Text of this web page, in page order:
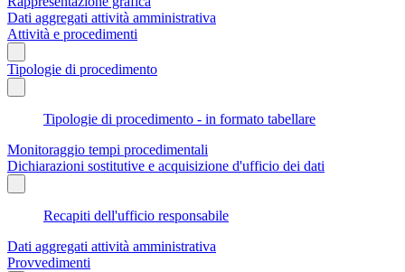
Dati aggregati attività amministrativa
Attività e procedimenti
Tipologie di procedimento
Tipologie di procedimento - in formato tabellare
Monitoraggio tempi procedimentali
Dichiarazioni sostitutive e acquisizione d'ufficio dei dati
Recapiti dell'ufficio responsabile
Dati aggregati attività amministrativa
Provvedimenti